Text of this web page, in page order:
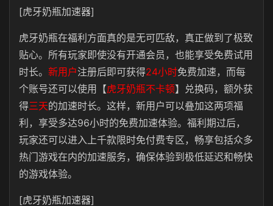
[虎牙奶瓶加速器]
虎牙奶瓶在福利方面真的是无可匹敌，真正做到了极致
贴心。所有玩家即使没有开通会员，也能享受免费试用
时长。 新用户注册后即可获得24小时免费加速，而每
个账号还可以使用【虎牙奶瓶不卡顿】兑换码，额外获
得三天的加速时长。这样，新用户可以叠加这两项福
利，享受多达96小时的免费加速体验。福利期过后，
玩家还可以进入上千款限时免付费专区，畅享包括众多
热门游戏在内的加速服务，确保体验到极低延迟和畅快
的游戏体验。
[虎牙奶瓶加速器]